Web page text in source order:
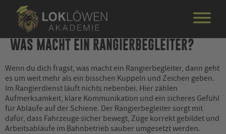
WAS MACHT EIN RANGIERBEGLEITER?
Wenn du dich fragst, was macht ein Rangierbegleiter, dann geht
es um weit mehr als ein bisschen Kuppeln und Zeichen geben.
Im Rangierdienst läuft nichts nebenbei. Hier zählen
Aufmerksamkeit, klare Kommunikation und ein sicheres Gefühl
für Abläufe auf der Schiene. Der Rangierbegleiter sorgt mit
dafür, dass Fahrzeuge sicher bewegt, Züge korrekt gebildet und
Arbeitsabläufe im Bahnbetrieb sauber umgesetzt werden.